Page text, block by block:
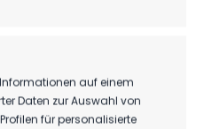
auf einem
Daten zur Auswahl von
für personalisierte
ERGEBNIS